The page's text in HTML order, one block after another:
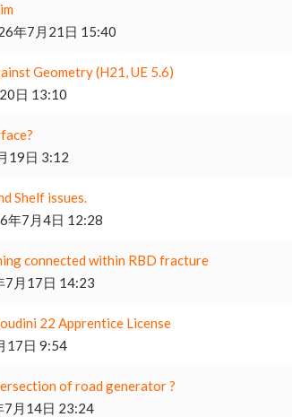
年7月21日 15:40
Geometry (H21, UE 5.6)
日 13:10
19日 3:12
Shelf issues.
年7月4日 12:28
connected within RBD fracture
7月17日 14:23
22 Apprentice License
17日 9:54
of road generator ?
7月14日 23:24